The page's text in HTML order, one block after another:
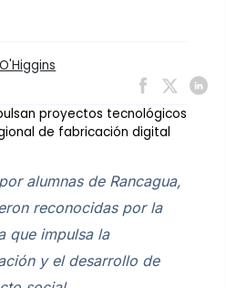
alumnas de Rancagua,
reconocidas por la
que impulsa la
y el desarrollo de